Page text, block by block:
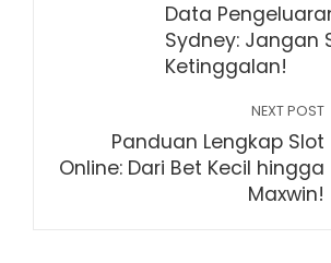
Data
Sydney: Jangan
Ketinggalan!
NEXT POST
Panduan Lengkap Slot
Online: Dari Bet Kecil hingga
Maxwin!